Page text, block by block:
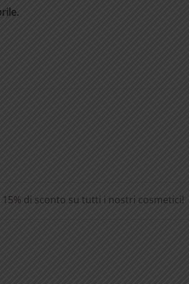
di sconto su tutti i nostri cosmetici!